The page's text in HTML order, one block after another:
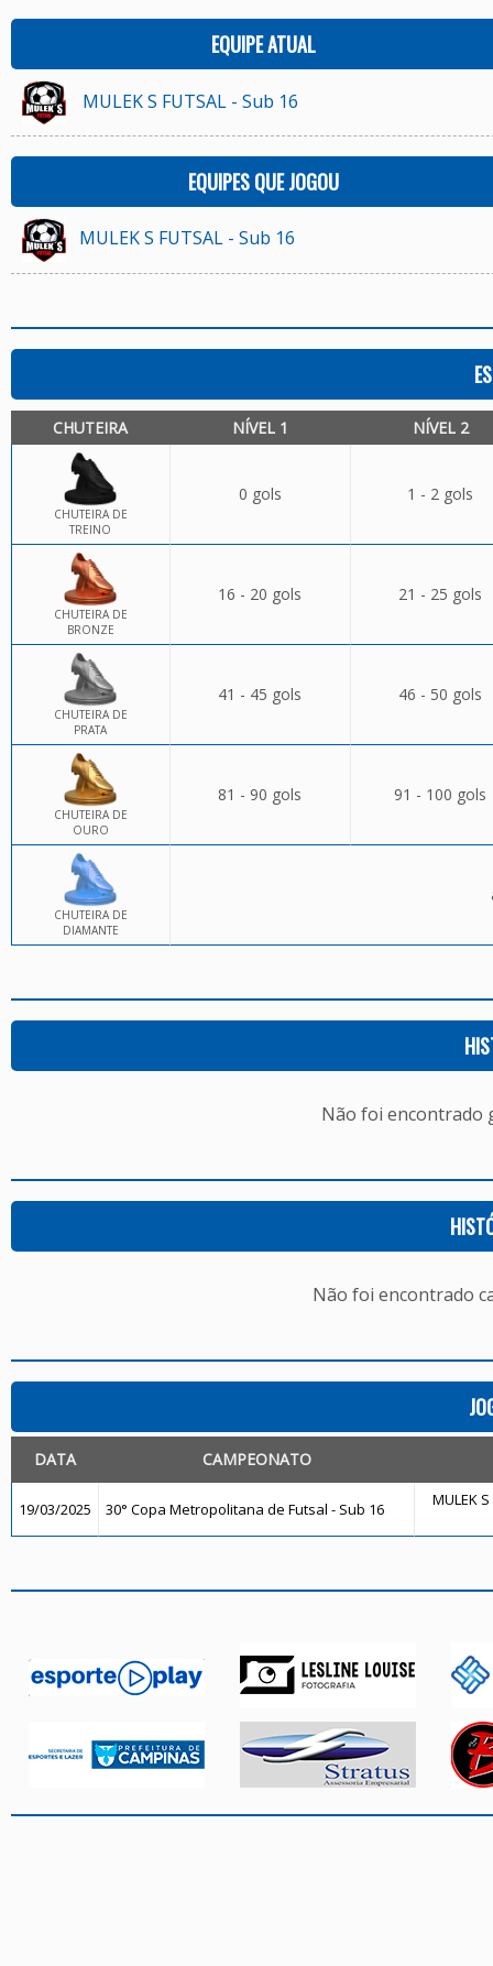
EQUIPE ATUAL
MULEK S FUTSAL - Sub 16
EQUIPES QUE JOGOU
MULEK S FUTSAL - Sub 16
CHUTEIRA NÍVEL 1 NÍVEL 2
CHUTEIRA DE
TREINO
0 gols 1 - 2 gols
CHUTEIRA DE
BRONZE
16 - 20 gols 21 - 25 gols
CHUTEIRA DE
PRATA
41 - 45 gols 46 - 50 gols
CHUTEIRA DE
OURO
81 - 90 gols 91 - 100 gols
CHUTEIRA DE
DIAMANTE
Não foi encontrado
Não foi encontrado
DATA CAMPEONATO
19/03/2025 30° Copa Metropolitana de Futsal - Sub 16 MULEK